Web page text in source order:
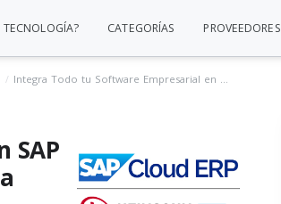
TECNOLOGÍA? CATEGORÍAS PROVEEDORES
Integra Todo tu Software Empresarial en un Solo ERP con SAP Cloud ERP | Heinsohn Colombia
SAP